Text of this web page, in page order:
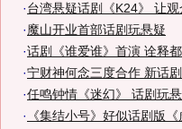
·台湾悬疑话剧《K24》 让
·魔山开业首部话剧玩悬疑
·话剧《谁爱谁》首演 诠释
·宁财神何念三度合作 新话
·任鸣钟情《迷幻》 话剧玩
· 《集结小号》好似话剧版《